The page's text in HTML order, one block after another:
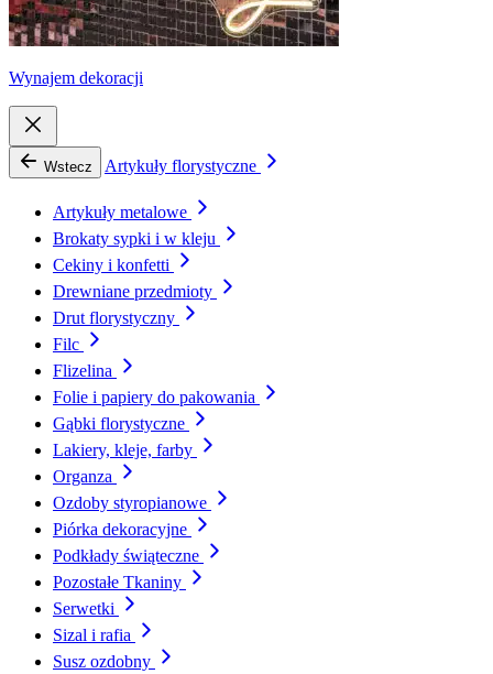
Wynajem dekoracji
Wstecz Artykuły florystyczne
Artykuły metalowe
Brokaty sypki i w kleju
Cekiny i konfetti
Drewniane przedmioty
Drut florystyczny
Filc
Flizelina
Folie i papiery do pakowania
Gąbki florystyczne
Lakiery, kleje, farby
Organza
Ozdoby styropianowe
Piórka dekoracyjne
Podkłady świąteczne
Pozostałe Tkaniny
Serwetki
Sizal i rafia
Susz ozdobny